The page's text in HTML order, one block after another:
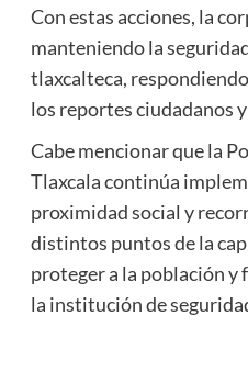
Con estas acciones, la
manteniendo la
tlaxcalteca,
los reportes ciudadanos
Cabe mencionar que la
Tlaxcala continúa
proximidad social y
distintos puntos de la
proteger a la población y
la institución de